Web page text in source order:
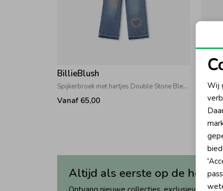
BillieBlush
Spijkerbroek met hartjes Double Stone Bleach
Vanaf 65,00
Altijd als eerste op de
Wij